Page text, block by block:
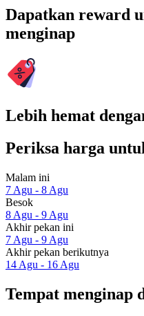
Dapatkan reward
menginap
Lebih hemat
Periksa harga
Malam ini
7 Agu - 8 Agu
Besok
8 Agu - 9 Agu
Akhir pekan ini
7 Agu - 9 Agu
Akhir pekan berikutnya
14 Agu - 16 Agu
Tempat menginap